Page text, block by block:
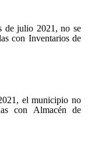
de julio 2021, no se
con Inventarios de
el municipio no
con Almacén de